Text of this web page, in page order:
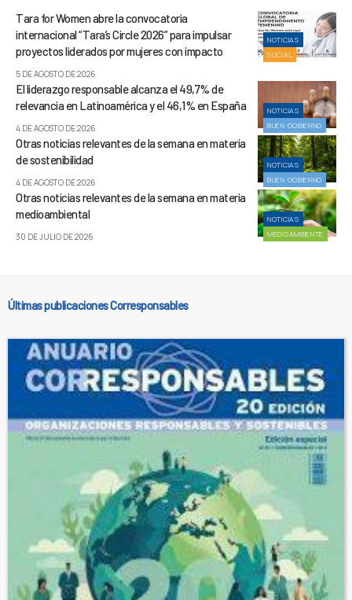
NOTICIAS
SOCIAL
Tara for Women abre la convocatoria
internacional “Tara’s Circle 2026” para impulsar
proyectos liderados por mujeres con impacto
5 DE AGOSTO DE 2026
NOTICIAS
BUEN GOBIERNO
El liderazgo responsable alcanza el 49,7% de
relevancia en Latinoamérica y el 46,1% en España
4 DE AGOSTO DE 2026
NOTICIAS
BUEN GOBIERNO
Otras noticias relevantes de la semana en materia
de sostenibilidad
4 DE AGOSTO DE 2026
NOTICIAS
MEDIOAMBIENTE
Otras noticias relevantes de la semana en materia
medioambiental
30 DE JULIO DE 2026
Últimas publicaciones Corresponsables